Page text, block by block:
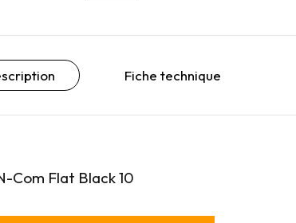
Fiche technique
Com Flat Black 10